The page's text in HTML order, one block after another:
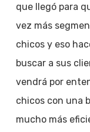
que llegó para
vez más
chicos y eso
buscar a sus
vendrá por
chicos con una
mucho más